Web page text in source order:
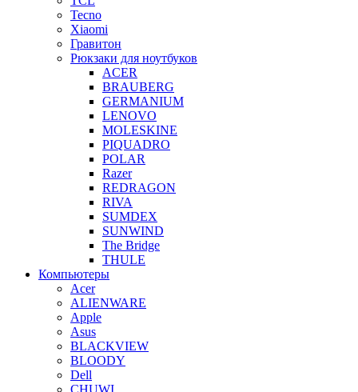
Tecno
Xiaomi
Гравитон
Рюкзаки для ноутбуков
ACER
BRAUBERG
GERMANIUM
LENOVO
MOLESKINE
PIQUADRO
POLAR
Razer
REDRAGON
RIVA
SUMDEX
SUNWIND
The Bridge
THULE
Компьютеры
Acer
ALIENWARE
Apple
Asus
BLACKVIEW
BLOODY
Dell